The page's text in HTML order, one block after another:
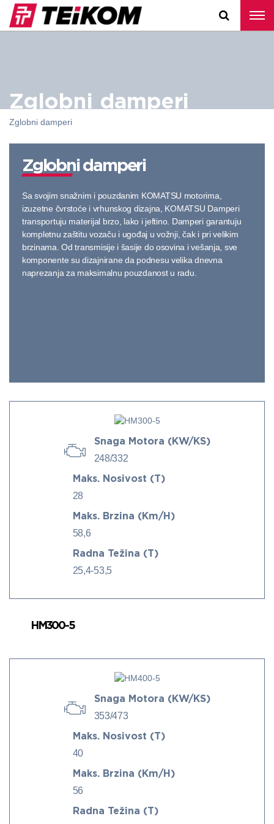
Zglobni damperi
Zglobni damperi
Zglobni damperi
Sa svojim snažnim i pouzdanim KOMATSU motorima,
izuzetne čvrstoće i vrhunskog dizajna, KOMATSU Damperi
transportuju materijal brzo, lako i jeftino. Damperi garantuju
kompletnu zaštitu vozaču i ugođaj u vožnji, čak i pri velikim
brzinama. Od transmisije i šasije do osovina i vešanja, sve
komponente su dizajnirane da podnesu velika dnevna
naprezanja za maksimalnu pouzdanost u radu.
Snaga Motora (kW/KS)
248/332
Maks. Nosivost (t)
28
Maks. Brzina (km/h)
58,6
Radna Težina (t)
25,4-53,5
HM300-5
Snaga Motora (kW/KS)
353/473
Maks. Nosivost (t)
40
Maks. Brzina (km/h)
56
Radna Težina (t)